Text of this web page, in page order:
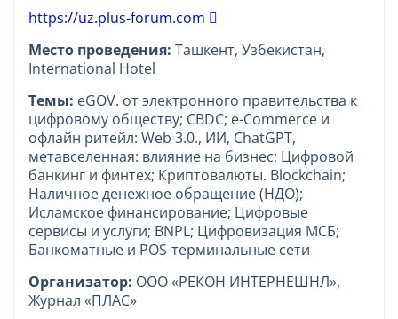
https://uz.plus-forum.com
Место проведения: Ташкент, Узбекистан,
International Hotel
Темы: eGOV. от электронного правительства к
цифровому обществу; CBDC; e-Commerce и
офлайн ритейл: Web 3.0., ИИ, ChatGPT,
метавселенная: влияние на бизнес; Цифровой
банкинг и финтех; Криптовалюты. Blockchain;
Наличное денежное обращение (НДО);
Исламское финансирование; Цифровые
сервисы и услуги; BNPL; Цифровизация МСБ;
Банкоматные и POS-терминальные сети
Организатор: ООО «РЕКОН ИНТЕРНЕШНЛ»,
Журнал «ПЛАС»